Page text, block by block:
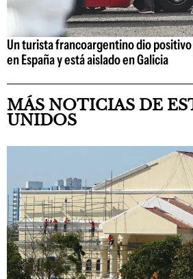
Un turista francoargentino dio
en España y está aislado en Galicia
MÁS NOTICIAS DE
UNIDOS